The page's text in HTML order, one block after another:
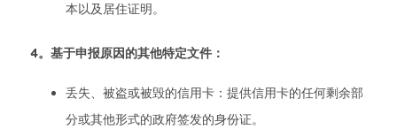
本以及居住证明。
4。基于申报原因的其他特定文件：
丢失、被盗或被毁的信用卡：提供信用卡的任何剩余部
分或其他形式的政府签发的身份证。